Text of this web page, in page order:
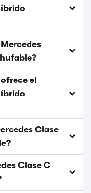
el
Clase
Clase C